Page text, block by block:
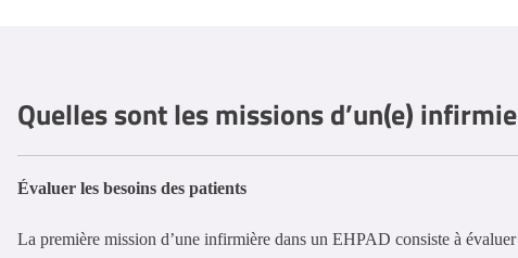
Quelles sont les missions d’un(e)
Évaluer les besoins des patients
La première mission d’une infirmière dans un EHPAD consiste à